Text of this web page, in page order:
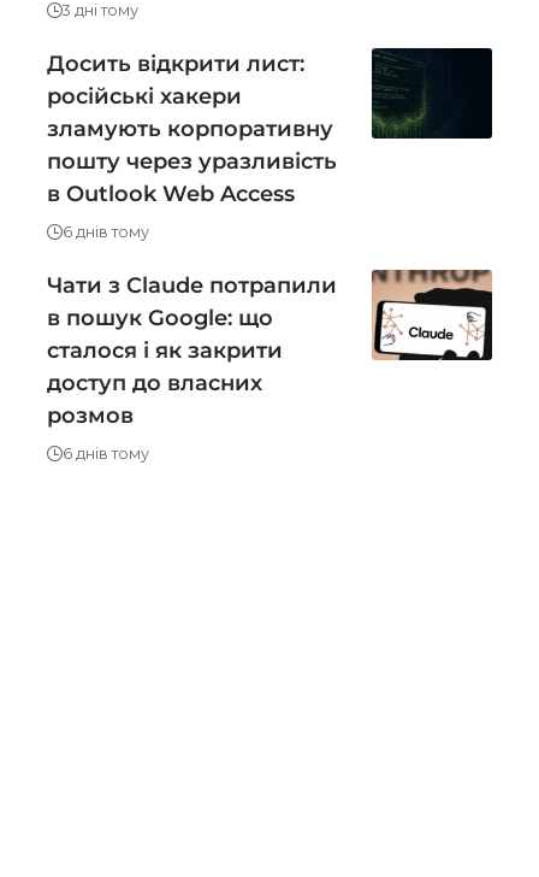
3 дні тому
Досить відкрити лист:
російські хакери
зламують корпоративну
пошту через уразливість
в Outlook Web Access
6 днів тому
Чати з Claude потрапили
в пошук Google: що
сталося і як закрити
доступ до власних
розмов
6 днів тому